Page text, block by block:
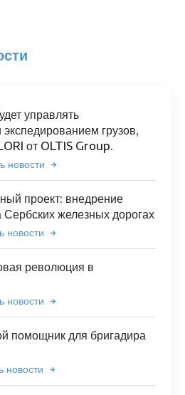
управлять
грузов,
от OLTIS Group.
новости
проект: внедрение
железных дорогах
новости
революция в
новости
помощник для бригадира
новости